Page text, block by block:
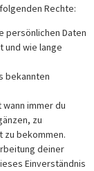
Rechte:
persönlichen Daten
und wie lange
bekannten
immer du
zu
bekommen.
deiner
Einverständnis